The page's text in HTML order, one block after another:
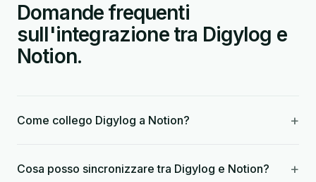
Domande frequenti
sull'integrazione tra Digylog e
Notion.
Come collego Digylog a Notion? +
Cosa posso sincronizzare tra Digylog e Notion? +